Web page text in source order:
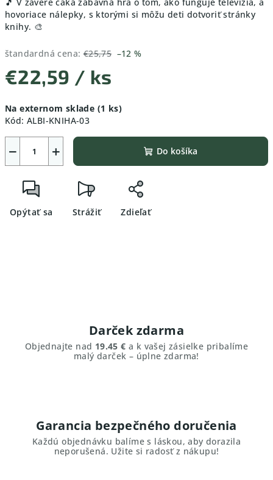
hovoriace nálepky, s ktorými si môžu deti dotvoriť stránky
knihy. 🎨
štandardná cena: €25,75 –12 %
€22,59 / ks
cena:
Na externom sklade (1 ks)
Kód: ALBI-KNIHA-03
+
− Do košíka
Opýtať sa Strážiť Zdieľať
Darček zdarma
Objednajte nad 19.45 € a k vašej zásielke pribalíme
malý darček – úplne zdarma!
Garancia bezpečného doručenia
Každú objednávku balíme s láskou, aby dorazila
neporušená. Užite si radosť z nákupu!